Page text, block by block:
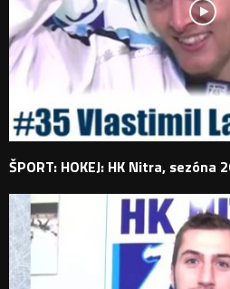
ŠPORT: HOKEJ: HK Nitra, sezóna